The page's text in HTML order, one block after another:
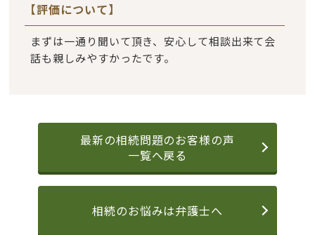
【評価について】
まずは一通り聞いて頂き、安心して相談出来て会
話も親しみやすかったです。
最新の相続問題のお客様の声
一覧へ戻る
相続のお悩みは弁護士へ